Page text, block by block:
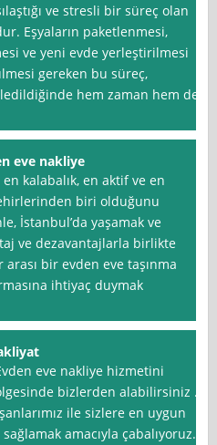
ve stresli bir süreç olan
Eşyaların paketlenmesi,
ve yeni evde yerleştirilmesi
gereken bu süreç,
hem zaman hem de
eve nakliye
en kalabalık, en aktif ve en
biri olduğunu
İstanbul’da yaşamak ve
ve dezavantajlarla birlikte
bir evden eve taşınma
ihtiyaç duymak
eve nakliye hizmetini
bizlerden alabilirsiniz .
ile sizlere en uygun
amacıyla çabalıyoruz.